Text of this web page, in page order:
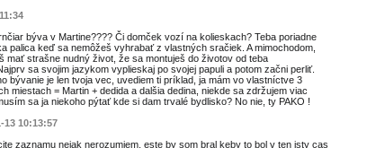
býva v Martine???? Či domček vozí na kolieskach? Teba poriadne
palica keď sa nemôžeš vyhrabať z vlastných sračiek. A mimochodom,
mať strašne nudný život, že sa montuješ do životov od teba
sa svojim jazykom vyplieskaj po svojej papuli a potom začni perliť.
bývanie je len tvoja vec, uvediem ti príklad, ja mám vo vlastníctve 3
miestach = Martin + dedida a dalšia dedina, niekde sa zdržujem viac
sa ja niekoho pýtať kde si dam trvalé bydlisko? No nie, ty PAKO !
13 10:13:57
zaznamu nejak nerozumiem, este by som bral keby to bol v ten isty cas